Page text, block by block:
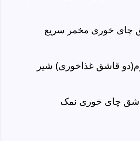
چای خوری مخمر سریع
قاشق غذاخوری) شیر
چای خوری نمک